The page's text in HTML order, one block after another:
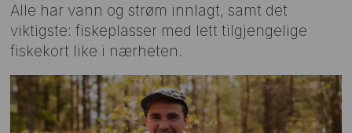
Alle har vann og strøm innlagt, samt det
viktigste: fiskeplasser med lett tilgjengelige
fiskekort like i nærheten.